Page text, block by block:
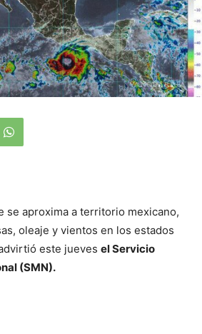
se aproxima a territorio mexicano,
oleaje y vientos en los estados
este jueves el Servicio
(SMN).